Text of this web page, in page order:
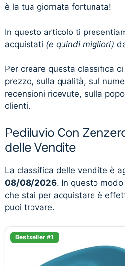
è la tua giornata fortunata!
In questo articolo ti
acquistati (e quindi migliori)
Per creare questa classifica
prezzo, sulla qualità, sul
recensioni ricevute, sulla
clienti.
Pediluvio Con
delle Vendite
La classifica delle vendite è
08/08/2026. In questo
che stai per acquistare è
puoi trovare.
Bestseller #1